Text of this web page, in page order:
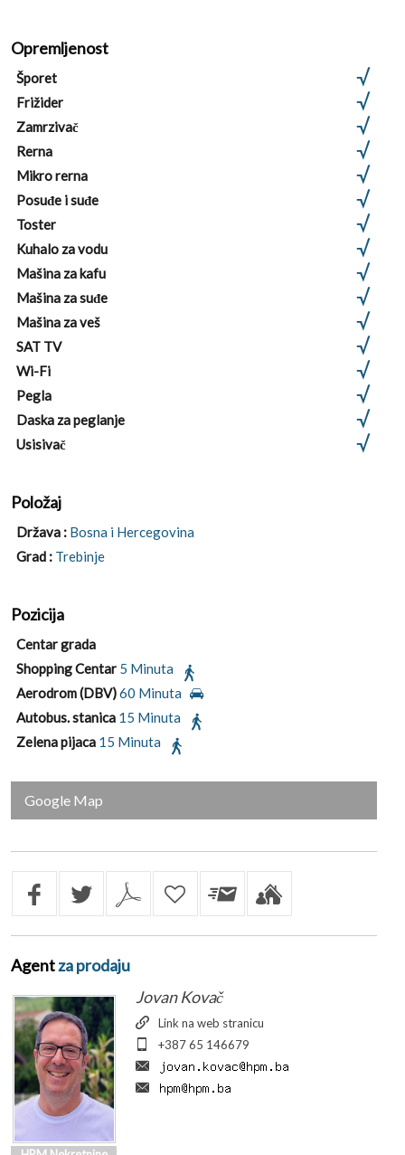
Opremljenost
Šporet
Frižider
Zamrzivač
Rerna
Mikro rerna
Posuđe i suđe
Toster
Kuhalo za vodu
Mašina za kafu
Mašina za suđe
Mašina za veš
SAT TV
Wi-Fi
Pegla
Daska za peglanje
Usisivač
Položaj
Država : Bosna i Hercegovina
Grad : Trebinje
Pozicija
Centar grada
Shopping Centar 5 Minuta
Aerodrom (DBV)60 Minuta
Autobus. stanica 15 Minuta
Zelena pijaca 15 Minuta
Google Map
Agentza prodaju
Jovan Kovač
Link na web stranicu
+387 65 146679